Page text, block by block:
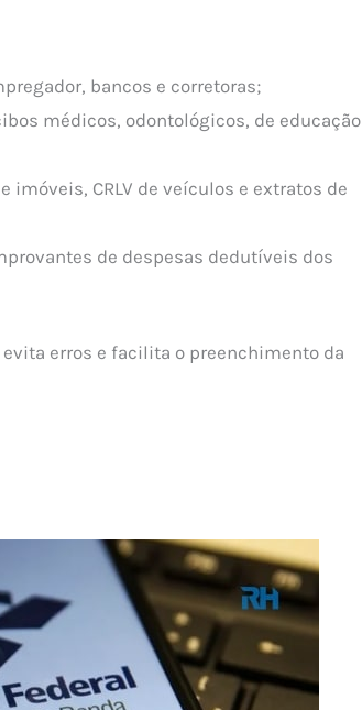
bancos e corretoras;
médicos, odontológicos, de educação
CRLV de veículos e extratos de
de despesas dedutíveis dos
erros e facilita o preenchimento da